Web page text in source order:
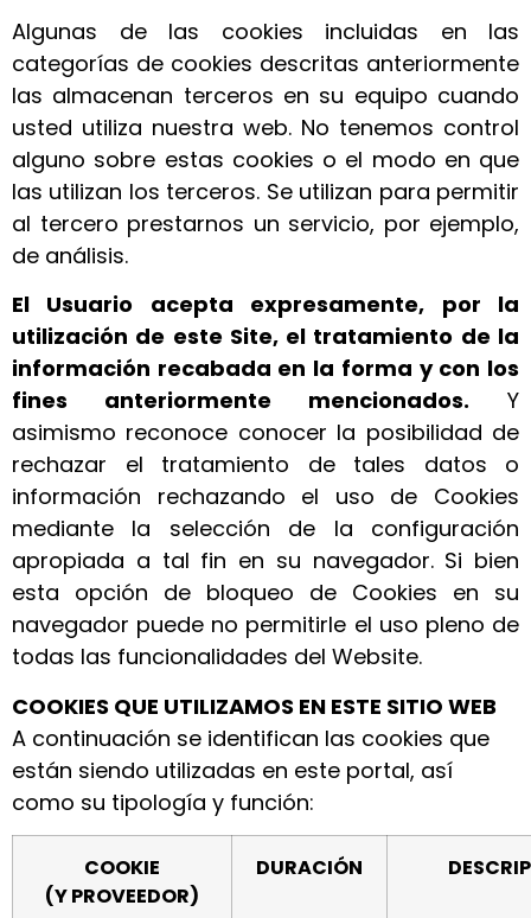
Algunas de las cookies incluidas en las
categorías de cookies descritas anteriormente
las almacenan terceros en su equipo cuando
usted utiliza nuestra web. No tenemos control
alguno sobre estas cookies o el modo en que
las utilizan los terceros. Se utilizan para permitir
al tercero prestarnos un servicio, por ejemplo,
de análisis.
El Usuario acepta expresamente, por la
utilización de este Site, el tratamiento de la
información recabada en la forma y con los
fines anteriormente mencionados. Y
asimismo reconoce conocer la posibilidad de
rechazar el tratamiento de tales datos o
información rechazando el uso de Cookies
mediante la selección de la configuración
apropiada a tal fin en su navegador. Si bien
esta opción de bloqueo de Cookies en su
navegador puede no permitirle el uso pleno de
todas las funcionalidades del Website.
COOKIES QUE UTILIZAMOS EN ESTE SITIO WEB
A continuación se identifican las cookies que
están siendo utilizadas en este portal, así
como su tipología y función:
COOKIE
(Y PROVEEDOR)
DURACIÓN